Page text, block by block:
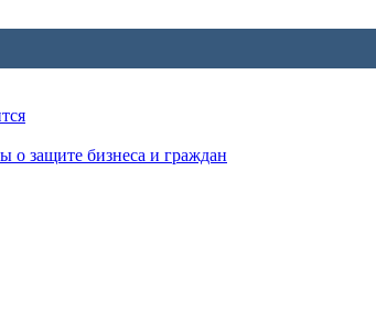
защите бизнеса и граждан